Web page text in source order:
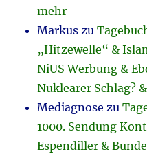
mehr
Markus zu
„Hitzewelle“ &
NiUS Werbung &
Nuklearer Schlag?
Mediagnose zu
1000. Sendung
Espendiller &